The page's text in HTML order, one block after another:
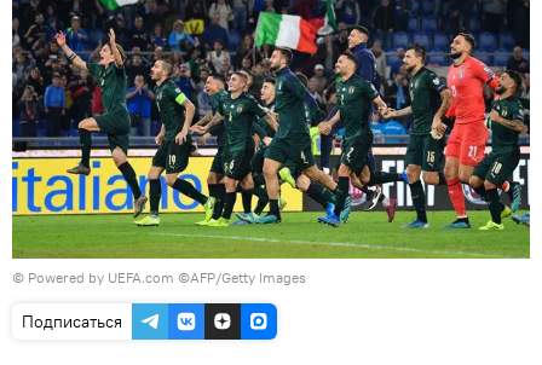
© Powered by UEFA.com ©AFP/Getty Images
Подписаться